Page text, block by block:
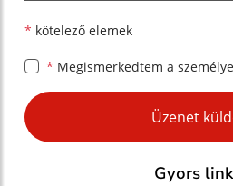
* kötelező elemek
* Megismerkedtem a
Google reCaptcha Response
Üzenet
Gyors